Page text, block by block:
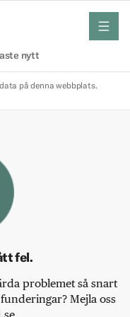
nytt
meny
på denna webbplats.
fel.
problemet så snart
Mejla oss